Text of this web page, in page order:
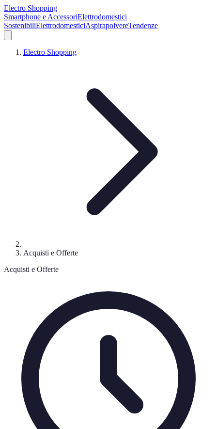
Electro Shopping
Smartphone e AccessoriElettrodomestici
SostenibiliElettrodomesticiAspirapolvereTendenze
Electro Shopping
Acquisti e Offerte
Acquisti e Offerte